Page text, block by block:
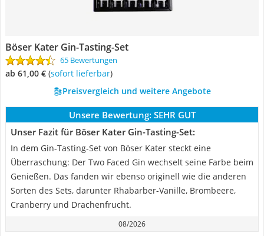
Böser Kater Gin-Tasting-Set
65 Bewertungen
ab 61,00 € ( Sofort lieferbar)
Preisvergleich und weitere Angebote
Unsere Bewertung: SEHR GUT
Unser Fazit für Böser Kater Gin-Tasting-Set:
In dem Gin-Tasting-Set von Böser Kater steckt eine
Überraschung: Der Two Faced Gin wechselt seine Farbe beim
Genießen. Das fanden wir ebenso originell wie die anderen
Sorten des Sets, darunter Rhabarber-Vanille, Brombeere,
Cranberry und Drachenfrucht.
08/2026